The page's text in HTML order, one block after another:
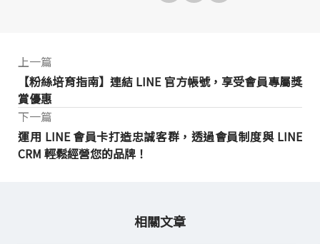
上一篇
【粉絲培育指南】連結 LINE 官方帳號，享受會員專屬獎
賞優惠
運用 LINE 會員卡打造忠誠客群，透過會員制度與 LINE
CRM 輕鬆經營您的品牌！
下一篇
相關文章